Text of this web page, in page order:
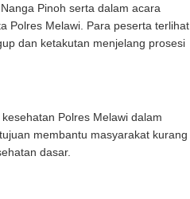
Pinoh serta dalam acara
Polres Melawi. Para peserta terlihat
dan ketakutan menjelang prosesi
Polres Melawi dalam
membantu masyarakat kurang
dasar.